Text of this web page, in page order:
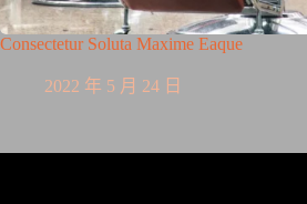
Consectetur Soluta Maxime Eaque
2022 年 5 月 24 日